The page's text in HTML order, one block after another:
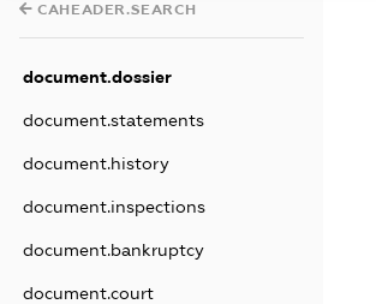
CAHEADER.SEARCH
document.dossier
document.statements
document.history
document.inspections
document.bankruptcy
document.court